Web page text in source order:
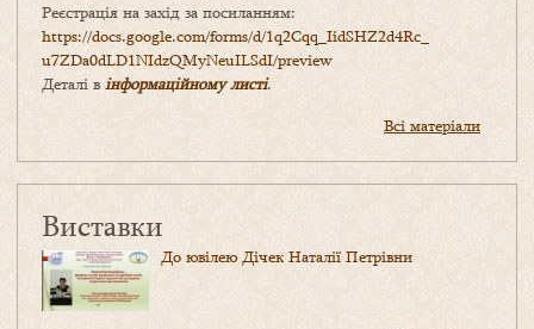
Реєстрація на захід за посиланням:
https://docs.google.com/forms/d/1q2Cqq_IidSHZ2d4Rc_
u7ZDa0dLD1NIdzQMyNeuILSdI/preview
Деталі в інформаційному листі.
Всі матеріали
Виставки
До ювілею Дічек Наталії Петрівни